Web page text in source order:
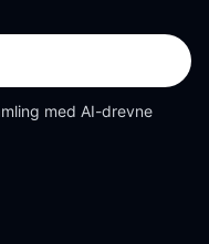
med AI-drevne